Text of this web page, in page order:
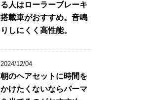
る人はローラーブレーキ
搭載車がおすすめ。音鳴
りしにくく高性能。
2024/12/04
朝のヘアセットに時間を
かけたくないならパーマ